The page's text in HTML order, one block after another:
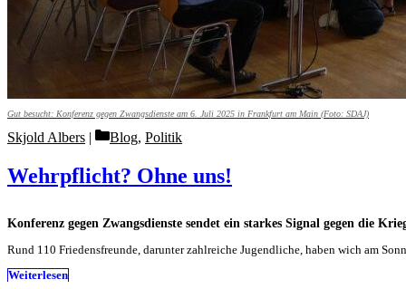
Gut besucht: Konferenz gegen Zwangsdienste am 6. Juli 2025 in Frankfurt am Main (Foto: SDAJ)
Konferenz gegen Zwangsdienste sendet ein starkes Signal gegen die
Wehrpflicht? Ohne uns!
Skjold Albers Categories
Blog, Politik
Rund 110 Friedensfreunde, darunter zahlreiche Jugendliche, haben wich am
Weiterlesen